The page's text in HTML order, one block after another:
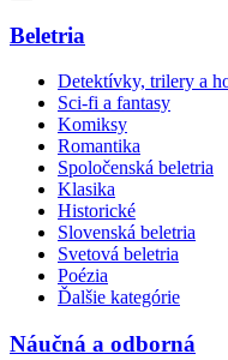
Beletria
Detektívky, trilery a
Sci-fi a fantasy
Komiksy
Romantika
Spoločenská beletria
Klasika
Historické
Slovenská beletria
Svetová beletria
Poézia
Ďalšie kategórie
Náučná a odborná